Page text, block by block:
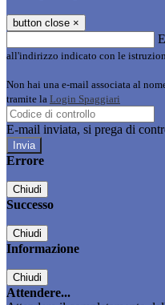
button close ×
all'indirizzo indicato con le
Non hai una e-mail associata al
tramite la Login Spaggiari
E-mail inviata, si prega di
Errore
Chiudi
Successo
Chiudi
Informazione
Chiudi
Attendere...